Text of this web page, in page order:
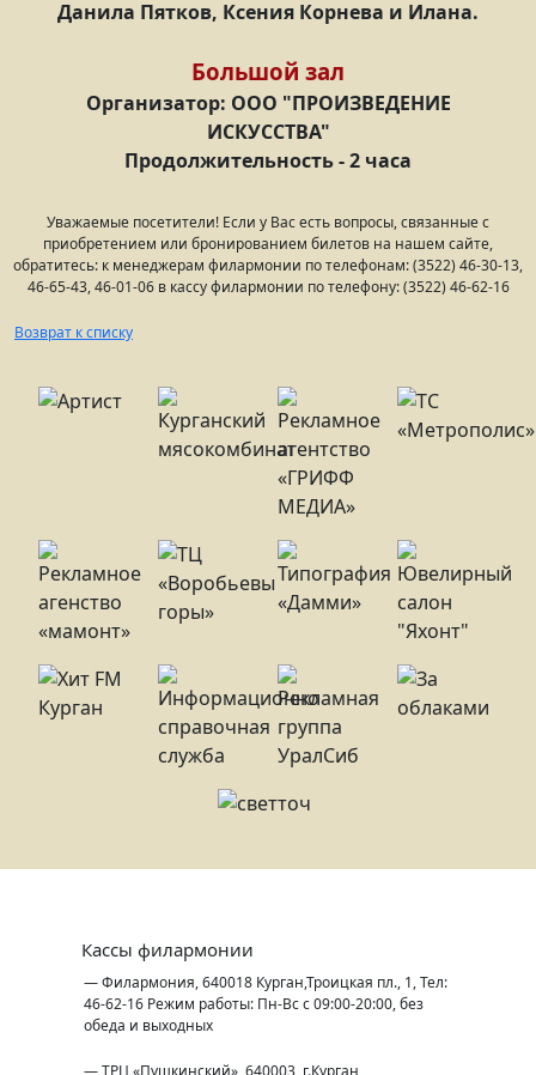
Данила Пятков, Ксения Корнева и Илана.
Большой зал
Организатор: ООО "ПРОИЗВЕДЕНИЕ
ИСКУССТВА"
Продолжительность - 2 часа
Уважаемые посетители! Если у Вас есть вопросы, связанные с
приобретением или бронированием билетов на нашем сайте,
обратитесь: к менеджерам филармонии по телефонам: (3522) 46-30-13,
46-65-43, 46-01-06 в кассу филармонии по телефону: (3522) 46-62-16
Возврат к списку
Кассы филармонии
— Филармония, 640018 Курган,Троицкая пл., 1, Тел:
46-62-16 Режим работы: Пн-Вс с 09:00-20:00, без
обеда и выходных